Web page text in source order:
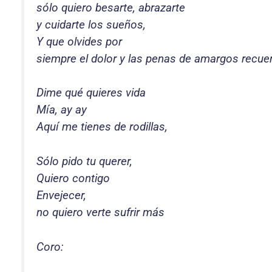
sólo quiero besarte, abrazarte
y cuidarte los sueños,
Y que olvides por
siempre el dolor y las penas de amargos
Dime qué quieres vida
Mía, ay ay
Aquí me tienes de rodillas,
Sólo pido tu querer,
Quiero contigo
Envejecer,
no quiero verte sufrir más
Coro: